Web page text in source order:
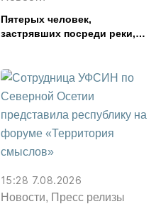
Пятерых человек,
застрявших посреди реки,
15:28 7.08.2026
Новости, Пресс релизы